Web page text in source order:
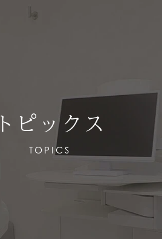
トピックス
TOPICS